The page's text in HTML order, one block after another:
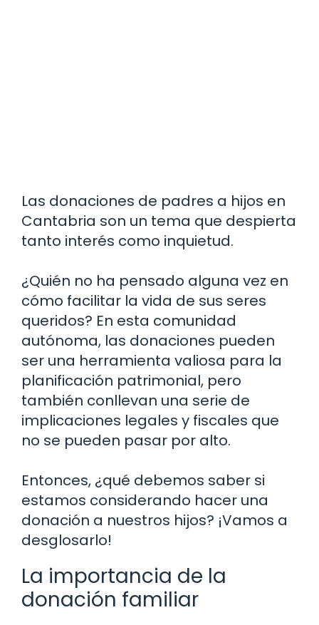
Las donaciones de padres a hijos en
Cantabria son un tema que despierta
tanto interés como inquietud.
¿Quién no ha pensado alguna vez en
cómo facilitar la vida de sus seres
queridos? En esta comunidad
autónoma, las donaciones pueden
ser una herramienta valiosa para la
planificación patrimonial, pero
también conllevan una serie de
implicaciones legales y fiscales que
no se pueden pasar por alto.
Entonces, ¿qué debemos saber si
estamos considerando hacer una
donación a nuestros hijos? ¡Vamos a
desglosarlo!
La importancia de la
donación familiar